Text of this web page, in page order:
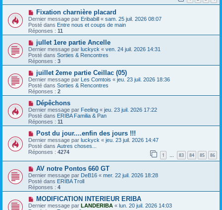
a
e
a
m
e
s
s
a
g
e
N
o
u
v
e
a
u
m
e
s
s
a
g
e
Fixation charnière placard
Dernier message par Eribabill « sam. 25 juil. 2026 08:07
Posté dans Entre nous et coups de main
Réponses : 11
N
o
u
v
e
a
u
m
e
s
s
a
g
e
jullet 1ere partie Ancelle
Dernier message par luckyck « ven. 24 juil. 2026 14:31
Posté dans Sorties & Rencontres
Réponses : 3
N
o
u
v
e
a
u
m
e
s
s
a
g
e
juillet 2eme partie Ceillac (05)
Dernier message par Les Comtois « jeu. 23 juil. 2026 18:36
Posté dans Sorties & Rencontres
Réponses : 2
N
o
u
v
e
a
u
m
e
s
s
a
g
e
Dépêchons
Dernier message par Feeling « jeu. 23 juil. 2026 17:22
Posté dans ERIBA Familia & Pan
Réponses : 11
N
o
u
v
e
a
u
m
e
s
s
a
g
Post du jour....enfin des jours !!!
Dernier message par luckyck « jeu. 23 juil. 2026 14:47
Posté dans Autres choses...
Réponses : 4274 1 … 83 84 85 86
N
o
u
v
e
a
u
AV notre Pontos 660 GT
Dernier message par DeB16 « mer. 22 juil. 2026 18:28
Posté dans ERIBA Troll
Réponses : 4
N
o
MODIFICATION INTERIEUR ERIBA
Dernier message par LANDERIBA « lun. 20 juil. 2026 14:03